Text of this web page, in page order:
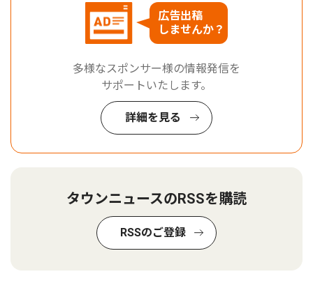
広告出稿
しませんか？
多様なスポンサー様の情報発信を
サポートいたします。
詳細を見る
タウンニュースのRSSを購読
RSSのご登録